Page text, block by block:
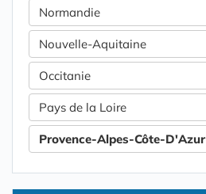
Normandie
Nouvelle-Aquitaine
Occitanie
Pays de la Loire
Provence-Alpes-Côte-D'Azur